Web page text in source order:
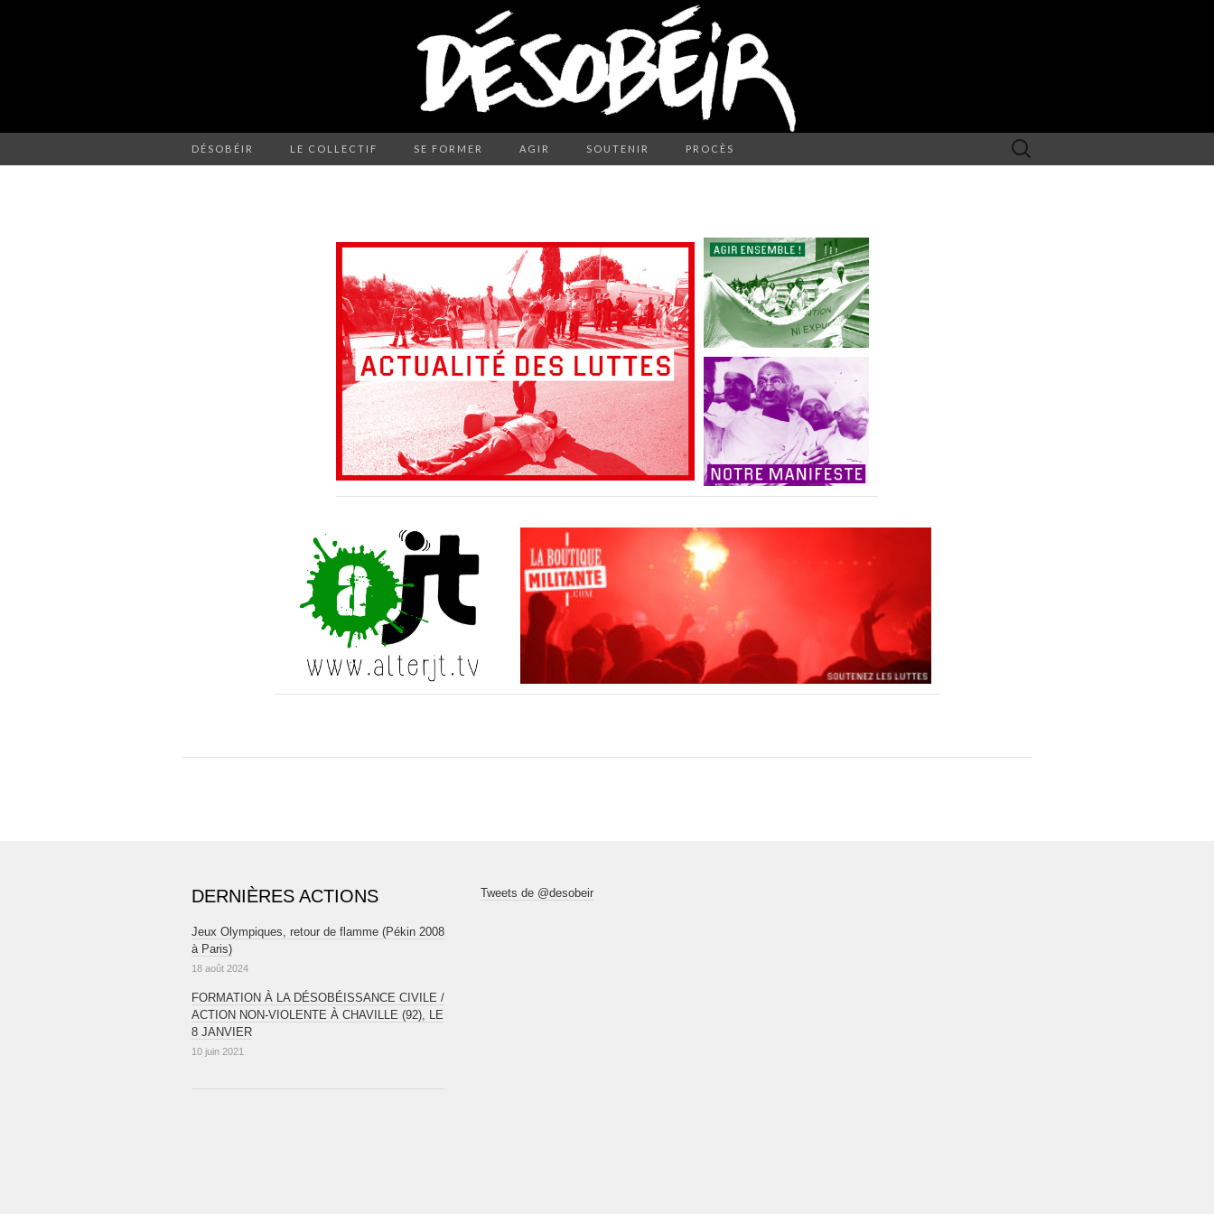
DÉSOBÉIR LE COLLECTIF SE FORMER AGIR SOUTENIR PROCÈS Rechercher :
DERNIÈRES ACTIONS
Jeux Olympiques, retour de flamme (Pékin 2008
à Paris)
18 août 2024
FORMATION À LA DÉSOBÉISSANCE CIVILE /
ACTION NON-VIOLENTE À CHAVILLE (92), LE
8 JANVIER
10 juin 2021
Tweets de @desobeir